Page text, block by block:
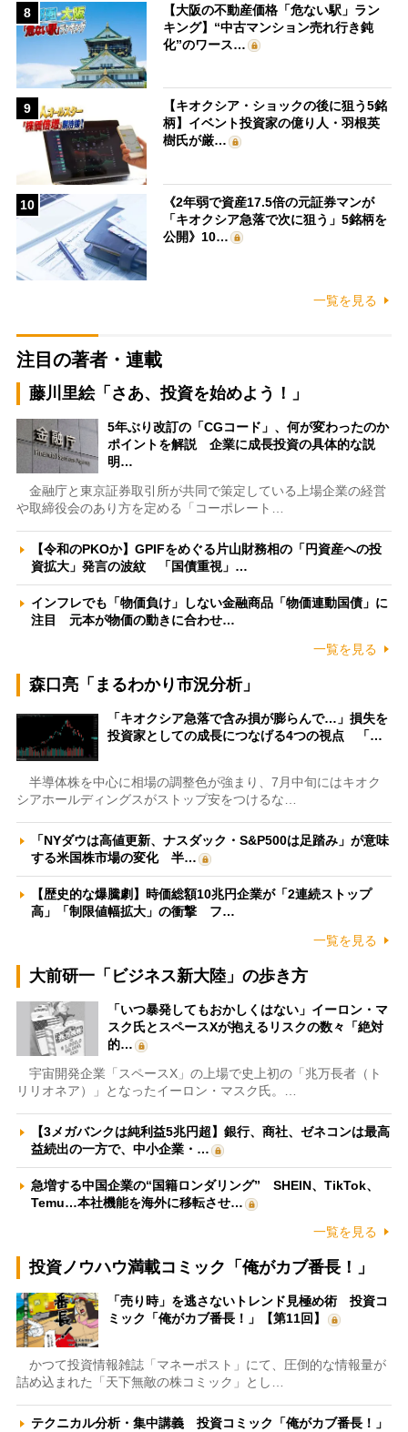
8
【大阪の不動産価格「危ない駅」ラン
キング】“中古マンション売れ行き鈍
化”のワース…
9
【キオクシア・ショックの後に狙う5銘
柄】イベント投資家の億り人・羽根英
樹氏が厳…
10
《2年弱で資産17.5倍の元証券マンが
「キオクシア急落で次に狙う」5銘柄を
公開》10…
一覧を見る
注目の著者・連載
藤川里絵「さあ、投資を始めよう！」
5年ぶり改訂の「CGコード」、何が変わったのか
ポイントを解説 企業に成長投資の具体的な説
明…
金融庁と東京証券取引所が共同で策定している上場企業の経営
や取締役会のあり方を定める「コーポレート…
【令和のPKOか】GPIFをめぐる片山財務相の「円資産への投
資拡大」発言の波紋 「国債重視」…
インフレでも「物価負け」しない金融商品「物価連動国債」に
注目 元本が物価の動きに合わせ…
一覧を見る
森口亮「まるわかり市況分析」
「キオクシア急落で含み損が膨らんで…」損失を
投資家としての成長につなげる4つの視点 「…
半導体株を中心に相場の調整色が強まり、7月中旬にはキオク
シアホールディングスがストップ安をつけるな…
「NYダウは高値更新、ナスダック・S&P500は足踏み」が意味
する米国株市場の変化 半…
【歴史的な爆騰劇】時価総額10兆円企業が「2連続ストップ
高」「制限値幅拡大」の衝撃 フ…
一覧を見る
大前研一「ビジネス新大陸」の歩き方
「いつ暴発してもおかしくはない」イーロン・マ
スク氏とスペースXが抱えるリスクの数々「絶対
的…
宇宙開発企業「スペースX」の上場で史上初の「兆万長者（ト
リリオネア）」となったイーロン・マスク氏。…
【3メガバンクは純利益5兆円超】銀行、商社、ゼネコンは最高
益続出の一方で、中小企業・…
急増する中国企業の“国籍ロンダリング” SHEIN、TikTok、
Temu…本社機能を海外に移転させ…
一覧を見る
投資ノウハウ満載コミック「俺がカブ番長！」
「売り時」を逃さないトレンド見極め術 投資コ
ミック「俺がカブ番長！」【第11回】
かつて投資情報雑誌「マネーポスト」にて、圧倒的な情報量が
詰め込まれた「天下無敵の株コミック」とし…
テクニカル分析・集中講義 投資コミック「俺がカブ番長！」